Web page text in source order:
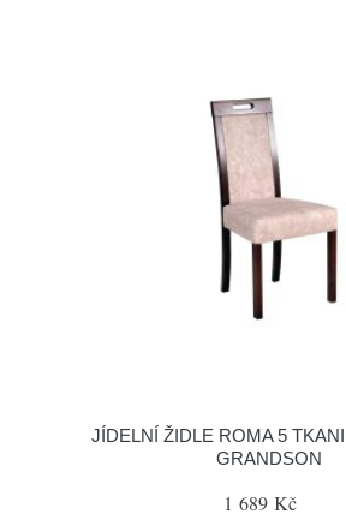
JÍDELNÍ ŽIDLE ROMA 5
GRANDSON
1 689 Kč